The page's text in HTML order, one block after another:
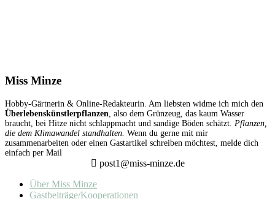
Miss Minze
Hobby-Gärtnerin & Online-Redakteurin. Am liebsten widme ich mich den
Überlebenskünstlerpflanzen , also dem Grünzeug, das kaum Wasser
braucht, bei Hitze nicht schlappmacht und sandige Böden schätzt. Pflanzen,
die dem Klimawandel standhalten. Wenn du gerne mit mir
zusammenarbeiten oder einen Gastartikel schreiben möchtest, melde dich
einfach per Mail
post1@miss-minze.de
Über Miss Minze
Gastbeiträge/Kooperationen